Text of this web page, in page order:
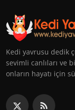
Kedi yavrusu dedik
sevimli canlıları ve
onların hayatı için